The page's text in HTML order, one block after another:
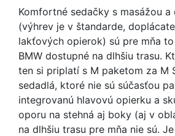
Komfortné sedačky s masážou a
(výhrev je v štandarde,
lakťových opierok) sú pre mňa
BMW dostupné na dlhšiu trasu.
ten si priplatí s M paketom za M
sedadlá, ktoré nie sú súčasťou
integrovanú hlavovú opierku a
oporu na stehná aj boky (aj v
na dlhšiu trasu pre mňa nie sú.